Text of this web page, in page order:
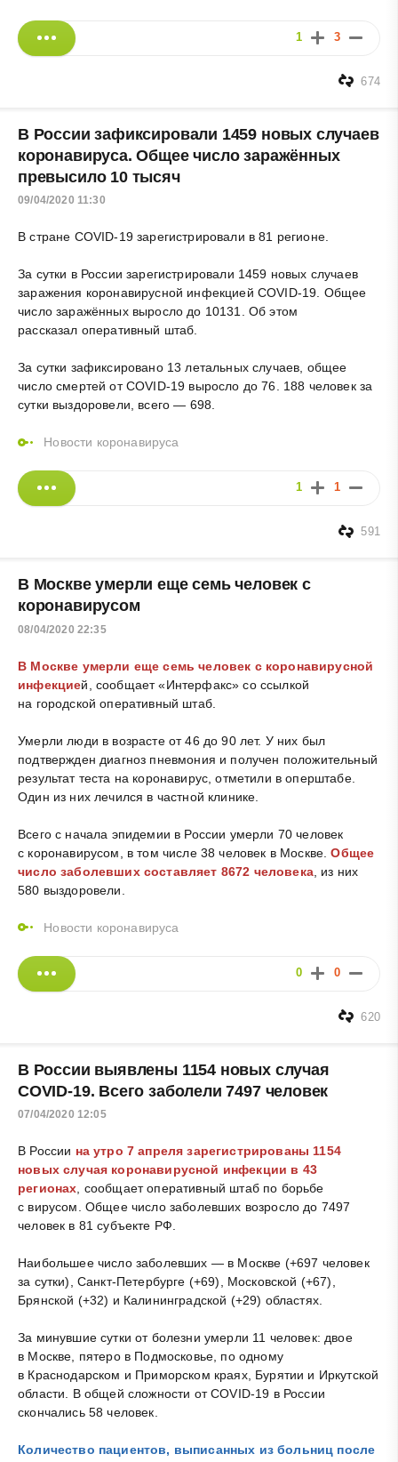
1 3
674
В России зафиксировали 1459 новых случаев
коронавируса. Общее число заражённых
превысило 10 тысяч
09/04/2020 11:30
В стране COVID-19 зарегистрировали в 81 регионе.
За сутки в России зарегистрировали 1459 новых случаев
заражения коронавирусной инфекцией COVID-19. Общее
число заражённых выросло до 10131. Об этом
рассказал оперативный штаб.
За сутки зафиксировано 13 летальных случаев, общее
число смертей от COVID-19 выросло до 76. 188 человек за
сутки выздоровели, всего — 698.
Новости коронавируса
1 1
591
В Москве умерли еще семь человек с
коронавирусом
08/04/2020 22:35
В Москве умерли еще семь человек с коронавирусной
инфекцией, сообщает «Интерфакс» со ссылкой
на городской оперативный штаб.
Умерли люди в возрасте от 46 до 90 лет. У них был
подтвержден диагноз пневмония и получен положительный
результат теста на коронавирус, отметили в оперштабе.
Один из них лечился в частной клинике.
Всего с начала эпидемии в России умерли 70 человек
с коронавирусом, в том числе 38 человек в Москве.Общее
число заболевших составляет 8672 человека, из них
580 выздоровели.
Новости коронавируса
0 0
620
В России выявлены 1154 новых случая
COVID-19. Всего заболели 7497 человек
07/04/2020 12:05
В России на утро 7 апреля зарегистрированы 1154
новых случая коронавирусной инфекции в 43
регионах , сообщает оперативный штаб по борьбе
с вирусом. Общее число заболевших возросло до 7497
человек в 81 субъекте РФ.
Наибольшее число заболевших — в Москве (+697 человек
за сутки), Санкт-Петербурге (+69), Московской (+67),
Брянской (+32) и Калининградской (+29) областях.
За минувшие сутки от болезни умерли 11 человек: двое
в Москве, пятеро в Подмосковье, по одному
в Краснодарском и Приморском краях, Бурятии и Иркутской
области. В общей сложности от COVID-19 в России
скончались 58 человек.
Количество пациентов, выписанных из больниц после